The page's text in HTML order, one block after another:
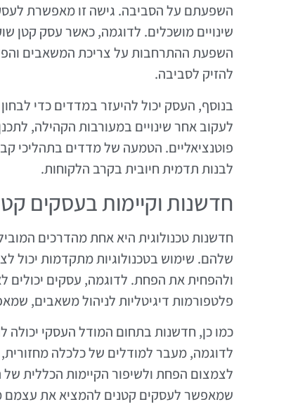
השפעתם על הסביבה. גישה זו מאפשרת
שינויים מושכלים. לדוגמה, כאשר עסק קטן
השפעת ההתרחבות על צריכת המשאבים
להזיק לסביבה.
בנוסף, העסק יכול להיעזר במדדים כדי
לעקוב אחר שינויים במעורבות הקהילה,
פוטנציאליים. הטמעה של מדדים בתהליכי
לבנות תדמית חיובית בקרב הלקוחות.
חדשנות וקיימות בעסקים
חדשנות טכנולוגית היא אחת מהדרכים
שלהם. שימוש בטכנולוגיות מתקדמות
ולהפחית את הפחת. לדוגמה, עסקים יכולים
פלטפורמות דיגיטליות לניהול משאבים,
כמו כן, חדשנות בתחום המודל העסקי יכולה
לדוגמה, מעבר למודלים של כלכלה
לצמצום הפחת ולשיפור הקיימות הכללית של
שמאפשר לעסקים קטנים להמציא את